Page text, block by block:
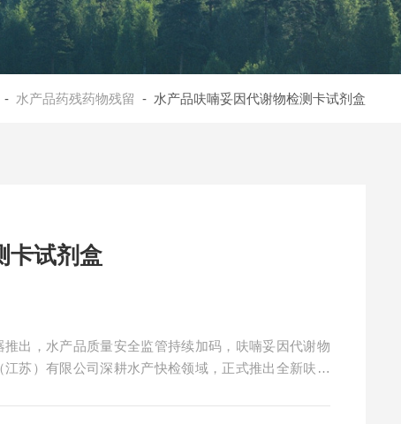
- 水产品药残药物残留 - 水产品呋喃妥因代谢物检测卡试剂盒
卡试剂盒
出，水产品质量安全监管持续加码，呋喃妥因代谢物
苏）有限公司深耕水产快检领域，正式推出全新呋喃